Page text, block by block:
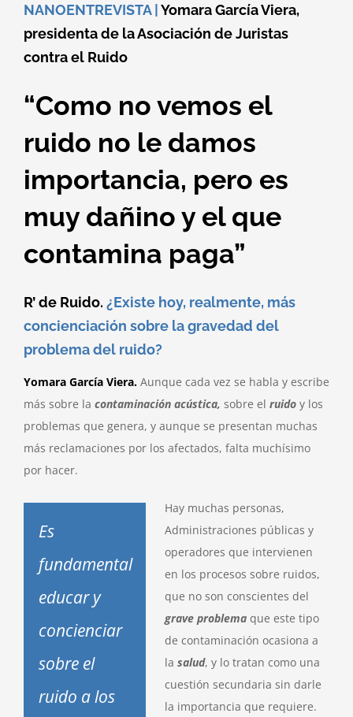
NANOENTREVISTA | Yomara García Viera,
presidenta de la Asociación de Juristas
contra el Ruido
“Como no vemos el
ruido no le damos
importancia, pero es
muy dañino y el que
contamina paga”
R’ de Ruido. ¿Existe hoy, realmente, más
concienciación sobre la gravedad del
problema del ruido?
Yomara García Viera. Aunque cada vez se habla y escribe
más sobre la contaminación acústica, sobre el ruido y los
problemas que genera, y aunque se presentan muchas
más reclamaciones por los afectados, falta muchísimo
por hacer.
Es
fundamental
educar y
concienciar
sobre el
ruido a los
Hay muchas personas,
Administraciones públicas y
operadores que intervienen
en los procesos sobre ruidos,
que no son conscientes del
grave problema que este tipo
de contaminación ocasiona a
lasalud, y lo tratan como una
cuestión secundaria sin darle
la importancia que requiere.